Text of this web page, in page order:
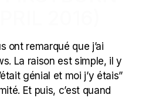
ont remarqué que j’ai
La raison est simple, il y
génial et moi j’y étais”
Et puis, c’est quand